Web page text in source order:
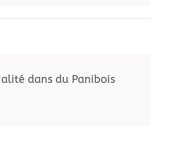
dans du Panibois